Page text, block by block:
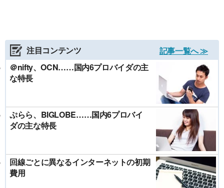
注目コンテンツ
記事一覧へ ≫
＠nifty、OCN……国内6プロバイダの主
な特長
ぷらら、BIGLOBE……国内6プロバイ
ダの主な特長
回線ごとに異なるインターネットの初期
費用